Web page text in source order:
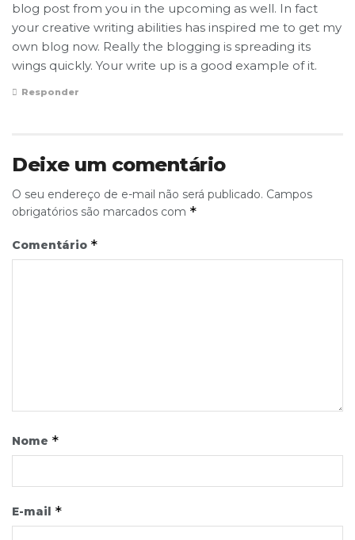
blog post from you in the upcoming as well. In fact
your creative writing abilities has inspired me to get my
own blog now. Really the blogging is spreading its
wings quickly. Your write up is a good example of it.
Responder
Deixe um comentário
O seu endereço de e-mail não será publicado. Campos
obrigatórios são marcados com *
Comentário *
Nome *
E-mail *